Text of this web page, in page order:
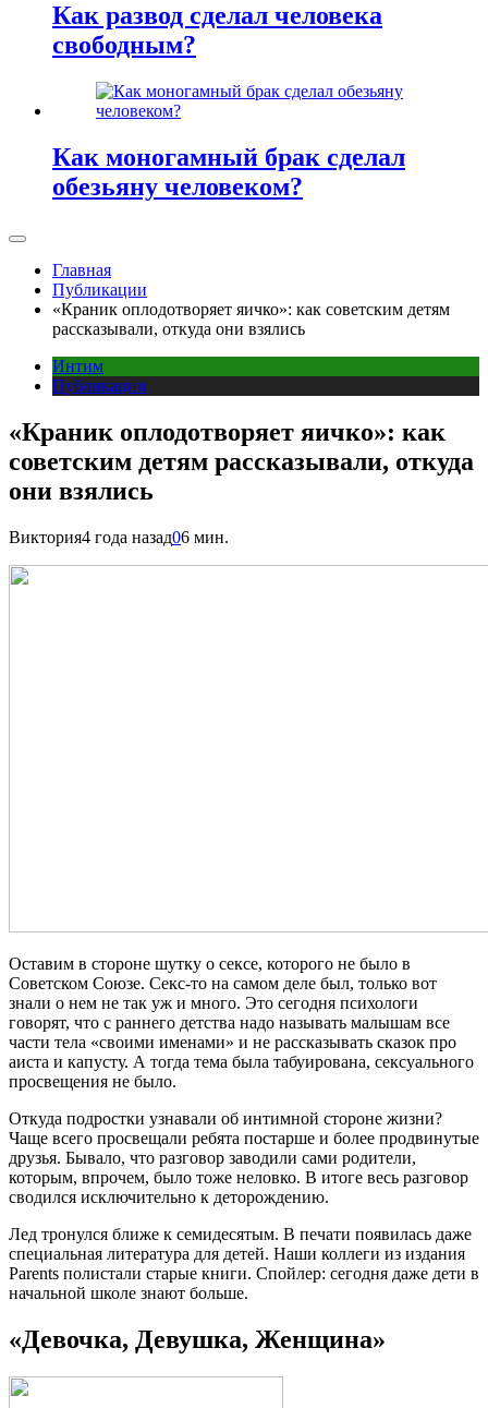
Как развод сделал человека
свободным?
Как моногамный брак сделал
обезьяну человеком?
Главная
Публикации
«Краник оплодотворяет яичко»: как советским детям
рассказывали, откуда они взялись
Интим
Публикации
«Краник оплодотворяет яичко»: как
советским детям рассказывали, откуда
они взялись
Виктория4 года назад06 мин.
Оставим в стороне шутку о сексе, которого не было в
Советском Союзе. Секс-то на самом деле был, только вот
знали о нем не так уж и много. Это сегодня психологи
говорят, что с раннего детства надо называть малышам все
части тела «своими именами» и не рассказывать сказок про
аиста и капусту. А тогда тема была табуирована, сексуального
просвещения не было.
Откуда подростки узнавали об интимной стороне жизни?
Чаще всего просвещали ребята постарше и более продвинутые
друзья. Бывало, что разговор заводили сами родители,
которым, впрочем, было тоже неловко. В итоге весь разговор
сводился исключительно к деторождению.
Лед тронулся ближе к семидесятым. В печати появилась даже
специальная литература для детей. Наши коллеги из издания
Parents полистали старые книги. Спойлер: сегодня даже дети в
начальной школе знают больше.
«Девочка, Девушка, Женщина»